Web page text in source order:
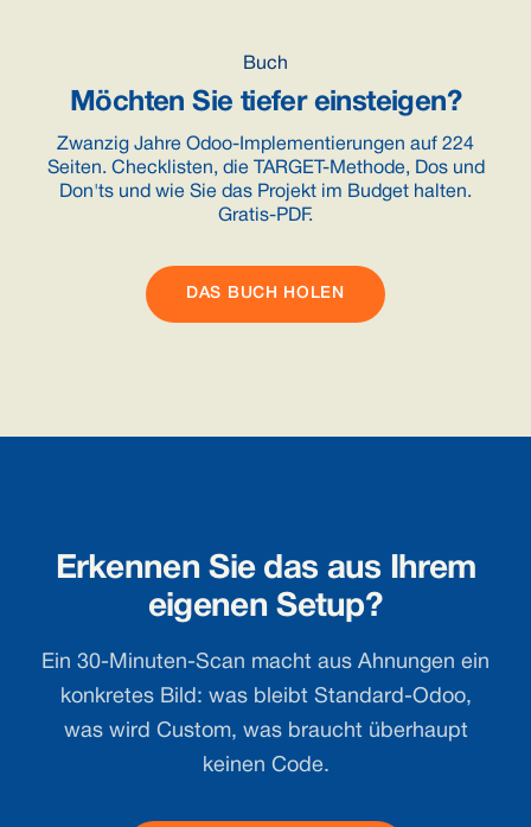
Buch
Möchten Sie tiefer einsteigen?
Zwanzig Jahre Odoo-Implementierungen auf 224
Seiten. Checklisten, die TARGET-Methode, Dos und
Don'ts und wie Sie das Projekt im Budget halten.
Gratis-PDF.
DAS BUCH HOLEN
Erkennen Sie das aus Ihrem
eigenen Setup?
Ein 30-Minuten-Scan macht aus Ahnungen ein
konkretes Bild: was bleibt Standard-Odoo,
was wird Custom, was braucht überhaupt
keinen Code.